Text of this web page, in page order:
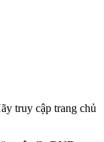
truy cập trang chủ